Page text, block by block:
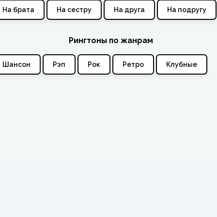
На брата На сестру На друга На подругу
Рингтоны по жанрам
Шансон Рэп Рок Ретро Клубные